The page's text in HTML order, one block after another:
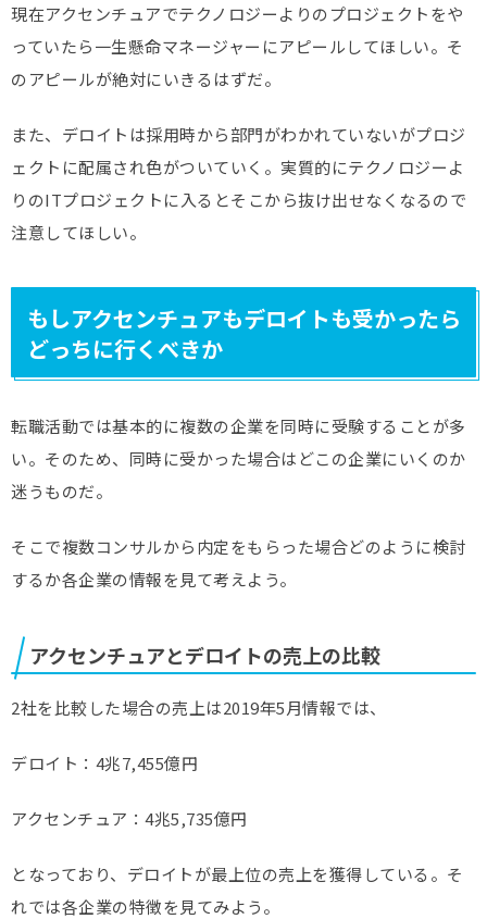
現在アクセンチュアでテクノロジーよりのプロジェクトをや
っていたら一生懸命マネージャーにアピールしてほしい。そ
のアピールが絶対にいきるはずだ。
また、デロイトは採用時から部門がわかれていないがプロジ
ェクトに配属され色がついていく。実質的にテクノロジーよ
りのITプロジェクトに入るとそこから抜け出せなくなるので
注意してほしい。
もしアクセンチュアもデロイトも受かったら
どっちに行くべきか
転職活動では基本的に複数の企業を同時に受験することが多
い。そのため、同時に受かった場合はどこの企業にいくのか
迷うものだ。
そこで複数コンサルから内定をもらった場合どのように検討
するか各企業の情報を見て考えよう。
アクセンチュアとデロイトの売上の比較
2社を比較した場合の売上は2019年5月情報では、
デロイト：4兆7,455億円
アクセンチュア：4兆5,735億円
となっており、デロイトが最上位の売上を獲得している。そ
れでは各企業の特徴を見てみよう。